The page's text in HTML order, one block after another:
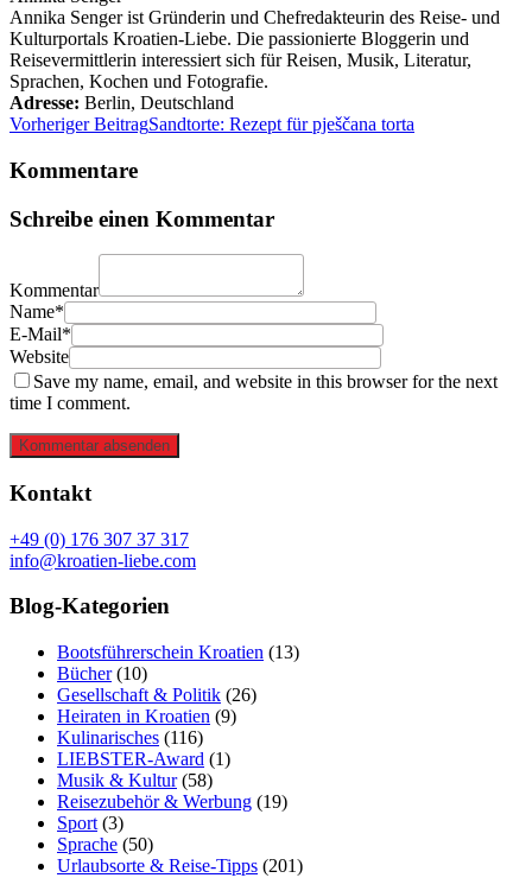
Annika Senger ist Gründerin und Chefredakteurin des Reise- und
Kulturportals Kroatien-Liebe. Die passionierte Bloggerin und
Reisevermittlerin interessiert sich für Reisen, Musik, Literatur,
Sprachen, Kochen und Fotografie.
Adresse: Berlin, Deutschland
Vorheriger BeitragSandtorte: Rezept für pješčana torta
Kommentare
Schreibe einen Kommentar
Kommentar
Name*
E-Mail*
Website
Save my name, email, and website in this browser for the next
time I comment.
Kommentar absenden
Kontakt
+49 (0) 176 307 37 317
info@kroatien-liebe.com
Blog-Kategorien
Bootsführerschein Kroatien (13)
Bücher(10)
Gesellschaft & Politik (26)
Heiraten in Kroatien (9)
Kulinarisches (116)
LIEBSTER-Award (1)
Musik & Kultur(58)
Reisezubehör & Werbung (19)
Sport (3)
Sprache (50)
Urlaubsorte & Reise-Tipps (201)